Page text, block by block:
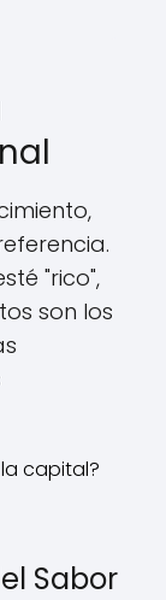
"rico",
son los
Sabor